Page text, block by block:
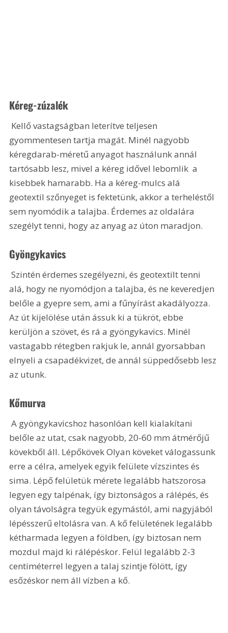
Kéreg-zúzalék
gyommentesen tartja magát. Minél nagyobb
kéregdarab-méretű anyagot használunk annál
tartósabb lesz, mivel a kéreg idővel lebomlik  a
kisebbek hamarabb. Ha a kéreg-mulcs alá
geotextil szőnyeget is fektetünk, akkor a terheléstől
sem nyomódik a talajba. Érdemes az oldalára
szegélyt tenni, hogy az anyag az úton maradjon.
Gyöngykavics
Szintén érdemes szegélyezni, és geotextilt tenni
alá, hogy ne nyomódjon a talajba, és ne keveredjen
belőle a gyepre sem, ami a fűnyírást akadályozza.
Az út kijelölése után ássuk ki a tükröt, ebbe
kerüljön a szövet, és rá a gyöngykavics. Minél
vastagabb rétegben rakjuk le, annál gyorsabban
elnyeli a csapadékvizet, de annál süppedősebb lesz
az utunk.
Kőmurva
A gyöngykavicshoz hasonlóan kell kialakítani
belőle az utat, csak nagyobb, 20-60 mm átmérőjű
kövekből áll. Lépőkövek Olyan köveket válogassunk
erre a célra, amelyek egyik felülete vízszintes és
sima. Lépő felületük mérete legalább hatszorosa
legyen egy talpénak, így biztonságos a rálépés, és
olyan távolságra tegyük egymástól, ami nagyjából
lépésszerű eltolásra van. A kő felületének legalább
kétharmada legyen a földben, így biztosan nem
mozdul majd ki rálépéskor. Felül legalább 2-3
centiméterrel legyen a talaj szintje fölött, így
esőzéskor nem áll vízben a kő.